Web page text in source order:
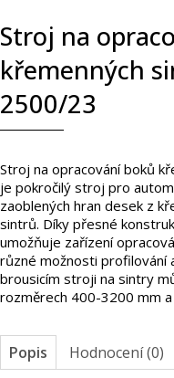
Stroj na
křemenných
2500/23
Stroj na opracování boků
je pokročilý stroj pro
zaoblených hran desek z
sintrů. Díky přesné
umožňuje zařízení
různé možnosti profilování
brousicím stroji na sintry
rozměrech 400-3200 mm
Popis Hodnocení (0)